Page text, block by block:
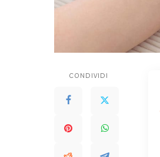
CONDIVIDI